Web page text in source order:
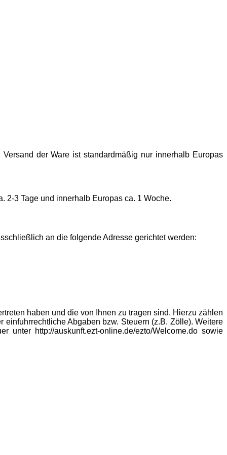
der Ware ist standardmäßig nur innerhalb Europas
2-3 Tage und innerhalb Europas ca. 1 Woche.
an die folgende Adresse gerichtet werden:
haben und die von Ihnen zu tragen sind. Hierzu zählen
Abgaben bzw. Steuern (z.B. Zölle). Weitere
unter http://auskunft.ezt-online.de/ezto/Welcome.do sowie